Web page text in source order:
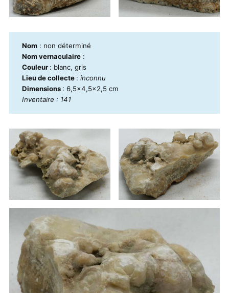
Nom: non déterminé
Nom vernaculaire:
Couleur: blanc, gris
Lieu de collecte : inconnu
Dimensions : 6,5x4,5x2,5 cm
Inventaire : 141